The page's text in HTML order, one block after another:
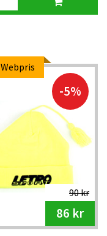
Webpris
-5%
90 kr
86 kr